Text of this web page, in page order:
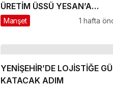
ÜRETİM ÜSSÜ YESAN’A
ÇIKARTMA!
Manşet 1 hafta
YENİŞEHİR’DE LOJİSTİĞE
KATACAK ADIM